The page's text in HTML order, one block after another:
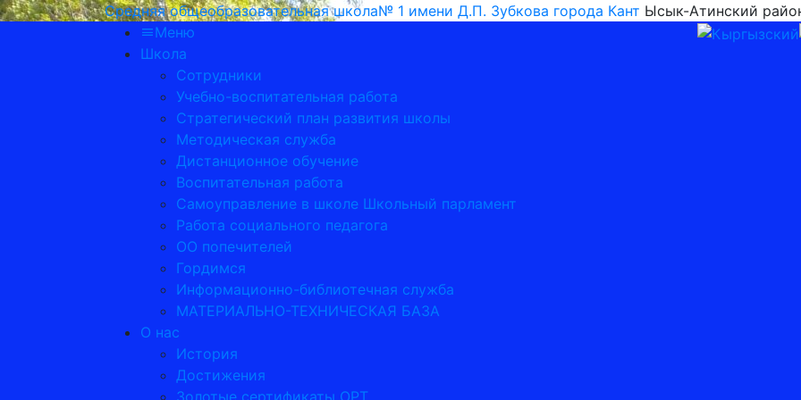
Средняя общеобразовательная школа№ 1 имени Д.П. Зубкова города Кант Ысык-Атинский
Меню
Школа
Сотрудники
Учебно-воспитательная работа
Стратегический план развития школы
Методическая служба
Дистанционное обучение
Воспитательная работа
Самоуправление в школе Школьный парламент
Работа социального педагога
ОО попечителей
Гордимся
Информационно-библиотечная служба
МАТЕРИАЛЬНО-ТЕХНИЧЕСКАЯ БАЗА
О нас
История
Достижения
Золотые сертификаты ОРТ